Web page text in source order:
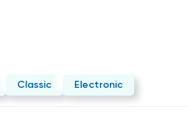
Classic Electronic